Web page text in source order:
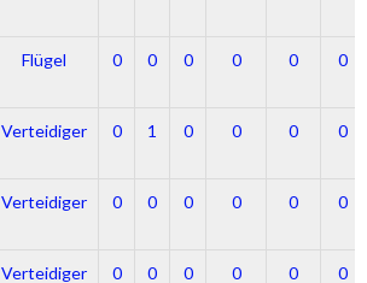
Flügel 0 0 0 0 0 0
Verteidiger 0 1 0 0 0 0
Verteidiger 0 0 0 0 0 0
Verteidiger 0 0 0 0 0 0